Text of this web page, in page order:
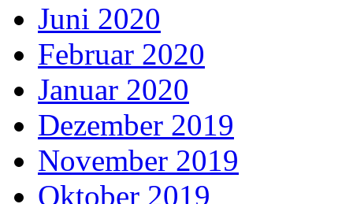
Juni 2020
Februar 2020
Januar 2020
Dezember 2019
November 2019
Oktober 2019